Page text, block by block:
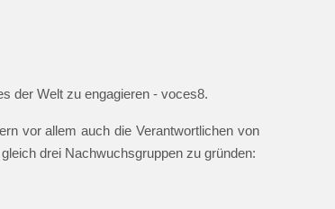
der Welt zu engagieren - voces8.
vor allem auch die Verantwortlichen von
drei Nachwuchsgruppen zu gründen: